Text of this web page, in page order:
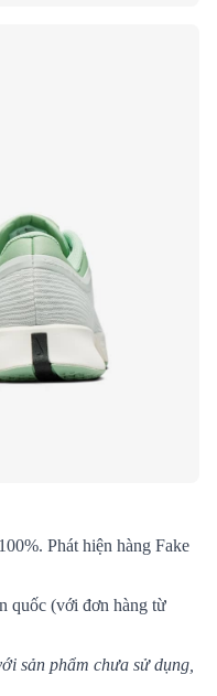
Phát hiện hàng Fake
quốc (với đơn hàng từ
sản phẩm chưa sử dụng,